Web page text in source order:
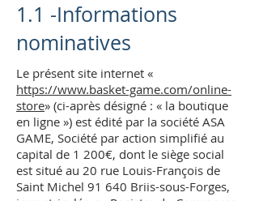
1.1 -Informations
nominatives
Le présent site internet «
https://www.basket-game.com/online-
store» (ci-après désigné : « la boutique
en ligne ») est édité par la société ASA
GAME, Société par action simplifié au
capital de 1 200€, dont le siège social
est situé au 20 rue Louis-François de
Saint Michel 91 640 Briis-sous-Forges,